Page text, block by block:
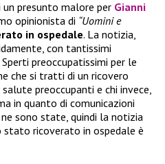
presunto malore per Gianni
opinionista di “Uomini e
in ospedale. La notizia,
con tantissimi
preoccupatissimi per le
che si tratti di un ricovero
salute preoccupanti e chi invece,
in quanto di comunicazioni
sono state, quindi la notizia
stato ricoverato in ospedale è